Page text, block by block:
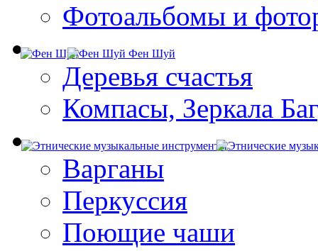
Фотоальбомы и
Фен Шуй
Деревья счастья
Компасы, Зеркала
Варганы
Перкуссия
Поющие чаши